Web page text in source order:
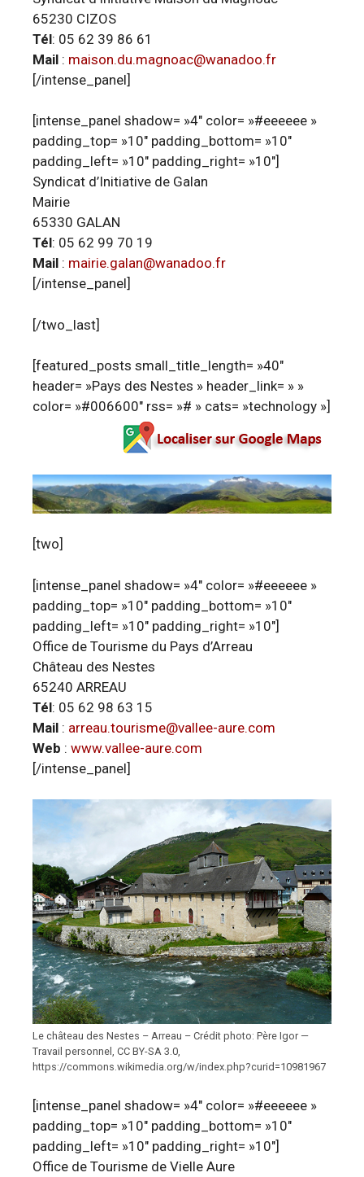
65230 CIZOS
Tél: 05 62 39 86 61
Mail : maison.du.magnoac@wanadoo.fr
[/intense_panel]
[intense_panel shadow= »4″ color= »#eeeeee »
padding_top= »10″ padding_bottom= »10″
padding_left= »10″ padding_right= »10″]
Syndicat d’Initiative de Galan
Mairie
65330 GALAN
Tél: 05 62 99 70 19
Mail : mairie.galan@wanadoo.fr
[/intense_panel]
[/two_last]
[featured_posts small_title_length= »40″
header= »Pays des Nestes » header_link= » »
color= »#006600″ rss= »# » cats= »technology »]
[two]
[intense_panel shadow= »4″ color= »#eeeeee »
padding_top= »10″ padding_bottom= »10″
padding_left= »10″ padding_right= »10″]
Office de Tourisme du Pays d’Arreau
Château des Nestes
65240 ARREAU
Tél: 05 62 98 63 15
Mail : arreau.tourisme@vallee-aure.com
Web : www.vallee-aure.com
[/intense_panel]
Le château des Nestes – Arreau – Crédit photo: Père Igor —
Travail personnel, CC BY-SA 3.0,
https://commons.wikimedia.org/w/index.php?curid=10981967
[intense_panel shadow= »4″ color= »#eeeeee »
padding_top= »10″ padding_bottom= »10″
padding_left= »10″ padding_right= »10″]
Office de Tourisme de Vielle Aure